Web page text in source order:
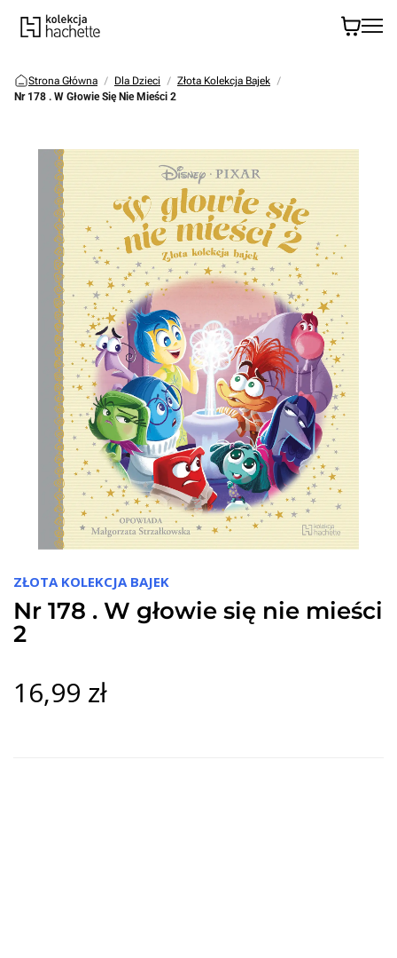
Strona Główna Dla Dzieci
Złota Kolekcja Bajek
Nr 178 . W Głowie Się Nie Mieści 2
ZŁOTA KOLEKCJA BAJEK
Nr 178 . W głowie się nie mieści
2
16,99 zł